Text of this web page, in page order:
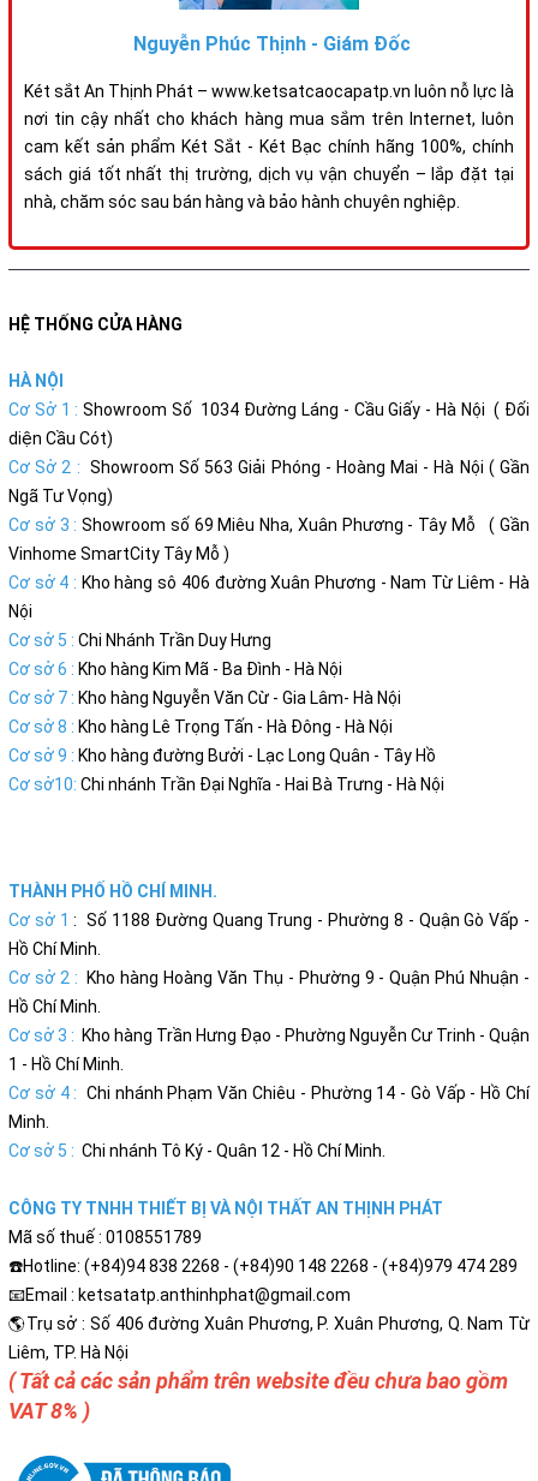
Nguyễn Phúc Thịnh - Giám Đốc
Két sắt An Thịnh Phát – www.ketsatcaocapatp.vn luôn nỗ lực là
nơi tin cậy nhất cho khách hàng mua sắm trên Internet, luôn
cam kết sản phẩm Két Sắt - Két Bạc chính hãng 100%, chính
sách giá tốt nhất thị trường, dịch vụ vận chuyển – lắp đặt tại
nhà, chăm sóc sau bán hàng và bảo hành chuyên nghiệp.
HỆ THỐNG CỬA HÀNG
HÀ NỘI
Cơ Sở 1 : Showroom Số 1034 Đường Láng - Cầu Giấy - Hà Nội ( Đối
diện Cầu Cót)
Cơ Sở 2 : Showroom Số 563 Giải Phóng - Hoàng Mai - Hà Nội ( Gần
Ngã Tư Vọng)
Cơ sở 3 : Showroom số 69 Miêu Nha, Xuân Phương - Tây Mỗ ( Gần
Vinhome SmartCity Tây Mỗ )
Cơ sở 4 : Kho hàng sô 406 đường Xuân Phương - Nam Từ Liêm - Hà
Nội
Cơ sở 5 : Chi Nhánh Trần Duy Hưng
Cơ sở 6 : Kho hàng Kim Mã - Ba Đình - Hà Nội
Cơ sở 7 : Kho hàng Nguyễn Văn Cừ - Gia Lâm- Hà Nội
Cơ sở 8 : Kho hàng Lê Trọng Tấn - Hà Đông - Hà Nội
Cơ sở 9 : Kho hàng đường Bưởi - Lạc Long Quân - Tây Hồ
Cơ sở10: Chi nhánh Trần Đại Nghĩa - Hai Bà Trưng - Hà Nội
THÀNH PHỐ HỒ CHÍ MINH.
Cơ sở 1: Số 1188 Đường Quang Trung - Phường 8 - Quận Gò Vấp -
Hồ Chí Minh.
Cơ sở 2 : Kho hàng Hoàng Văn Thụ - Phường 9 - Quận Phú Nhuận -
Hồ Chí Minh.
Cơ sở 3 : Kho hàng Trần Hưng Đạo - Phường Nguyễn Cư Trinh - Quận
1 - Hồ Chí Minh.
Cơ sở 4 : Chi nhánh Phạm Văn Chiêu - Phường 14 - Gò Vấp - Hồ Chí
Minh.
Cơ sở 5 : Chi nhánh Tô Ký - Quân 12 - Hồ Chí Minh.
CÔNG TY TNHH THIẾT BỊ VÀ NỘI THẤT AN THỊNH PHÁT
Mã số thuế : 0108551789
☎️Hotline: (+84)94 838 2268 - (+84)90 148 2268 - (+84)979 474 289
📧Email : ketsatatp.anthinhphat@gmail.com
🌎Trụ sở : Số 406 đường Xuân Phương, P. Xuân Phương, Q. Nam Từ
Liêm, TP. Hà Nội
( Tất cả các sản phẩm trên website đều chưa bao gồm
VAT 8% )